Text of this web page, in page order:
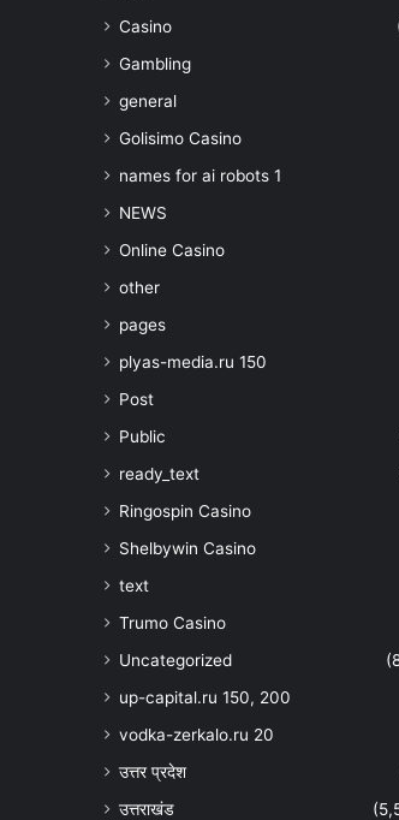
Casino
Gambling
general
Golisimo Casino
names for ai robots 1
NEWS
Online Casino
other
pages
plyas-media.ru 150
Post
Public
ready_text
Ringospin Casino
Shelbywin Casino
text
Trumo Casino
Uncategorized
up-capital.ru 150, 200
vodka-zerkalo.ru 20
उत्तर प्रदेश
उत्तराखंड